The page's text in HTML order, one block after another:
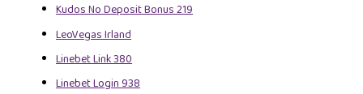
Kudos No Deposit Bonus 219
LeoVegas Irland
Linebet Link 380
Linebet Login 938